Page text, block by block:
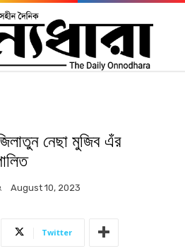
নেছা মুজিব এঁর
August 10, 2023
Twitter